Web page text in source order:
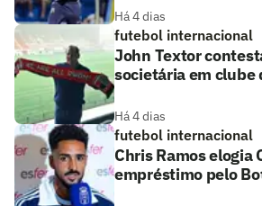
Há 4 dias
futebol internacional
John Textor
societária em clube
Há 4 dias
futebol internacional
Chris Ramos elogia
empréstimo pelo